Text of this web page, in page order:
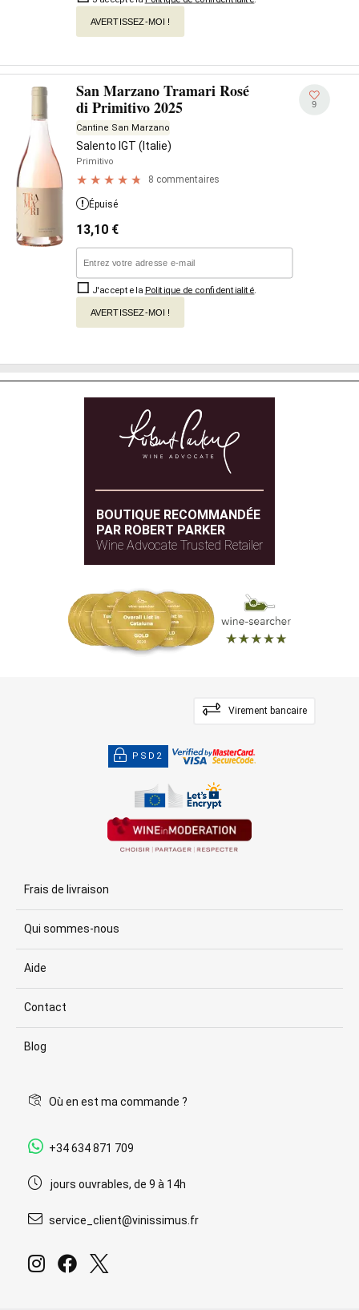
AVERTISSEZ-MOI !
San Marzano Tramari Rosé
di Primitivo 2025
Cantine San Marzano
Salento IGT (Italie)
Primitivo
8 commentaires
9
Épuisé
13,10 €
J'accepte la Politique de confidentialité
AVERTISSEZ-MOI !
BOUTIQUE RECOMMANDÉE
PAR ROBERT PARKER
Wine Advocate Trusted Retailer
Virement bancaire
PSD2
Frais de livraison
Qui sommes-nous
Aide
Contact
Blog
Où en est ma commande ?
+34 634 871 709
jours ouvrables, de 9 à 14h
service_client@vinissimus.fr